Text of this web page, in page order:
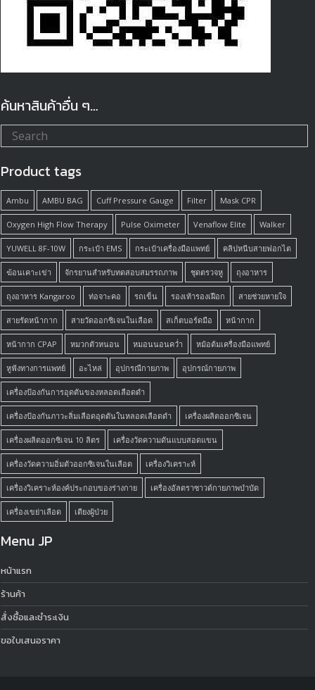
ค้นหาสินค้าอื่น ๆ…
Product tags
Ambu AMBU BAG Cuff Pressure Gauge Filter Mask CPR
Oxygen High Flow Therapy Pulse Oximeter Venaflow Elite Walker
YUWELL 8F-10W กระเป๋า EMS กระเป๋าเครื่องมือแพทย์ คลิปหนีบสายฟอกไต
ฆ้อนเคาะเข่า จักรยานสำหรับทดสอบสมรรถภาพ ชุดตรวจหู ถุงอาหาร
ถุงอาหาร Kangaroo ท่อจาะคอ รถเข็น รองเท้ารองเฝือก สายช่วยหายใจ
สายรัดหน้ากาก สายวัดออกซิเจนในเลือด สเก็ตบอร์ดมือ หน้ากาก
หน้ากาก CPAP หมวกตัวหนอน หมอนนอนคว่ำ หม้อต้มเครื่องมือแพทย์
หูฟังทางการแพทย์ อะไหล่ อุปกรณืกายภาพ อุปกรณ์กายภาพ
เครื่องป้องกันการอุดตันของหลอดเลือดดำ
เครื่องป้องกันภาวะลิ่มเลือดอุดตันในหลอดเลือดดำ เครื่องผลิตออกซิเจน
เครื่องผลิตออกซิเจน 10 ลิตร เครื่องวัดความดันแบบสอดแขน
เครื่องวัดความอิ่มตัวออกซิเจนในเลือด เครื่องวิเคราะห์
เครื่องวิเคราะห์องค์ประกอบของร่างกาย เครื่องอัลตราซาวด์กายภาพบำบัด
เครื่องเขย่าเลือด เตียงผู้ป่วย
Menu JP
หน้าแรก
ร้านค้า
สั่งซื้อและชำระเงิน
ขอใบเสนอราคา